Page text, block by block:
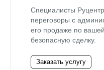
Специалисты
переговоры с
его продаже по
безопасную сделку.
Заказать услугу